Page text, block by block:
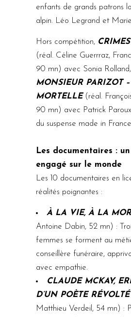
enfants de grands patrons
alpin. Léo Legrand et
Hors compétition,
(réal. Céline Guerrraz,
90 mn) avec Sonia
MONSIEUR PARIZOT
MORTELLE(réal.
90 mn) avec Patrick
du suspense made in
Les documentaires :
engagé sur le monde
Les 10 documentaires en
réalités poignantes :
À LA VIE, À LA
Antoine Dabin, 52 mn) :
femmes se forment au
conseillère funéraire,
avec empathie.
CLAUDE MCKAY,
D’UN POÈTE RÉVOLTÉ
Matthieu Verdeil, 54 mn) :